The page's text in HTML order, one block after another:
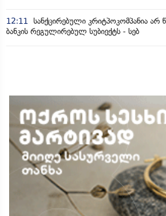
12:11
სანქცირებული კრიტპოკომპანია
ბანკის რეგულირებულ სუბიექტს - სებ